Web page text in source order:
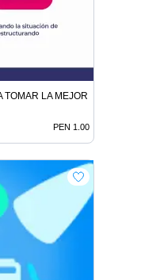
LA MEJOR DECISIÓN
PEN 1.00